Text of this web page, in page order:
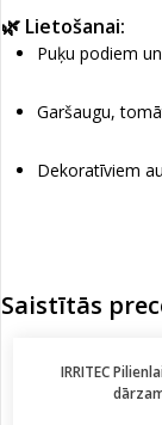
🌿 Lietošanai:
Puķu podiem
Garšaugu,
Dekoratīviem
Saistītās
IRRITEC